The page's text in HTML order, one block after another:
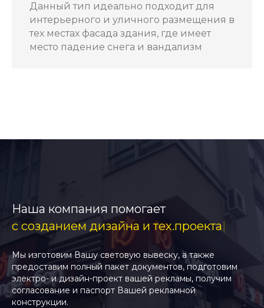
Данный тип идеально подходит для
интерьерного и уличного размещения в
тех местах фасада здания, где имеет
место падение снега и вандализм
Наша компания помогает
с созданием дизайна и тех|
Мы изготовим Вашу световую вывеску, а также
предоставим полный пакет документов, подготовим
электро- и дизайн-проект вашей рекламы, получим
согласование и паспорт Вашей рекламной
конструкции.